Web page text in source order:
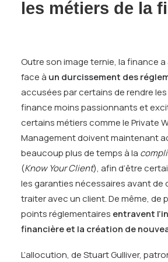
les métiers de la
Outre son image ternie, la finance a
face à un durcissement des
accusées par certains de rendre
finance moins passionnants et
certains métiers comme le Private
Management doivent maintenant
beaucoup plus de temps à la
(Know Your Client), afin d’être
les garanties nécessaires avant de
traiter avec un client. De même, de
points réglementaires entravent
financière et la création de
L’allocution, de Stuart Gulliver,